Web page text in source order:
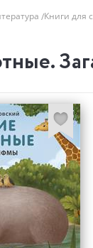
Книги для